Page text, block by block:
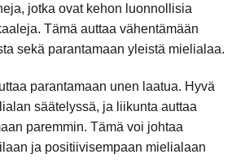
jotka ovat kehon luonnollisia
Tämä auttaa vähentämään
sekä parantamaan yleistä mielialaa.
parantamaan unen laatua. Hyvä
säätelyssä, ja liikunta auttaa
paremmin. Tämä voi johtaa
ja positiivisempaan mielialaan